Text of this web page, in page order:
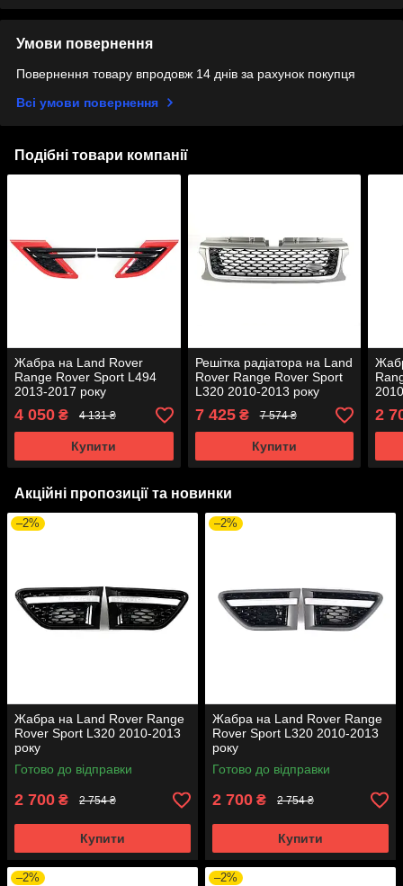
Умови повернення
Повернення товару впродовж 14 днів за рахунок покупця
Всі умови повернення
Подібні товари компанії
Жабра на Land Rover
Range Rover Sport L494
2013-2017 року
4 050 ₴ 4 131 ₴
Купити
Решітка радіатора на Land
Rover Range Rover Sport
L320 2010-2013 року
7 425₴ 7 574 ₴
Купити
2
Акційні пропозиції та новинки
–2%
Жабра на Land Rover Range
Rover Sport L320 2010-2013
року
Готово до відправки
2 700 ₴ 2 754 ₴
Купити
–2%
Жабра на Land Rover Range
Rover Sport L320 2010-2013
року
Готово до відправки
2 700 ₴ 2 754 ₴
Купити
–2% –2%